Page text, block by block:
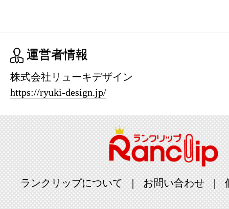
運営者情報
株式会社リューキデザイン
https://ryuki-design.jp/
ランクリップについて お問い合わせ